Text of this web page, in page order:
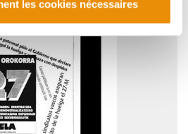
les cookies nécessaires